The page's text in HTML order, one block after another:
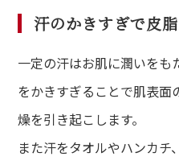
汗のかきすぎで皮
一定の汗はお肌に潤いを
をかきすぎることで肌表
燥を引き起こします。
また汗をタオルやハンカ